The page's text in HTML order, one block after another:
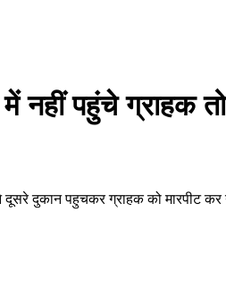
पहुंचे ग्राहक
दूसरे दुकान पहुचकर ग्राहक को मारपीट